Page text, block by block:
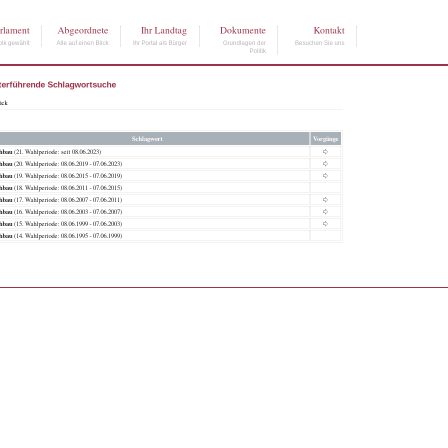
gewählt
Abgeordnete
Alle auf einen Blick
Ihr Landtag
Ihr Portal als Bürger
Dokumente
Grundlagen der
Politik
Kontakt
Besuchen Sie uns
Schlagwortsuche
Schlagwort
Vorgänge
(21. Wahlperiode: seit 08.06.2023)
(20. Wahlperiode: 08.06.2019 - 07.06.2023)
(19. Wahlperiode: 08.06.2015 - 07.06.2019)
(18. Wahlperiode: 08.06.2011 - 07.06.2015)
(17. Wahlperiode: 08.06.2007 - 07.06.2011)
(16. Wahlperiode: 08.06.2003 - 07.06.2007)
(15. Wahlperiode: 08.06.1999 - 07.06.2003)
(14. Wahlperiode: 08.06.1995 - 07.06.1999)